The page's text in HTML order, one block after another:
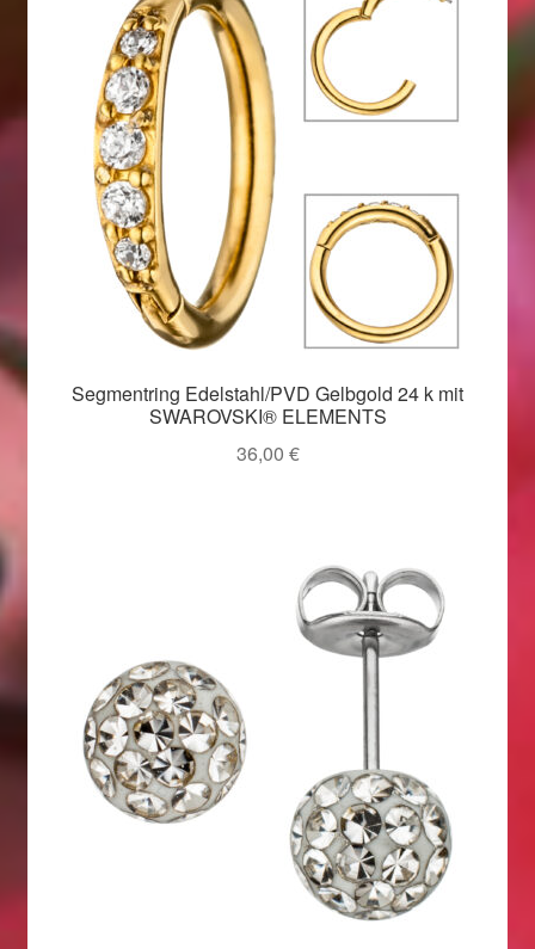
Segmentring Edelstahl/PVD Gelbgold 24 k mit
SWAROVSKI® ELEMENTS
36,00 €